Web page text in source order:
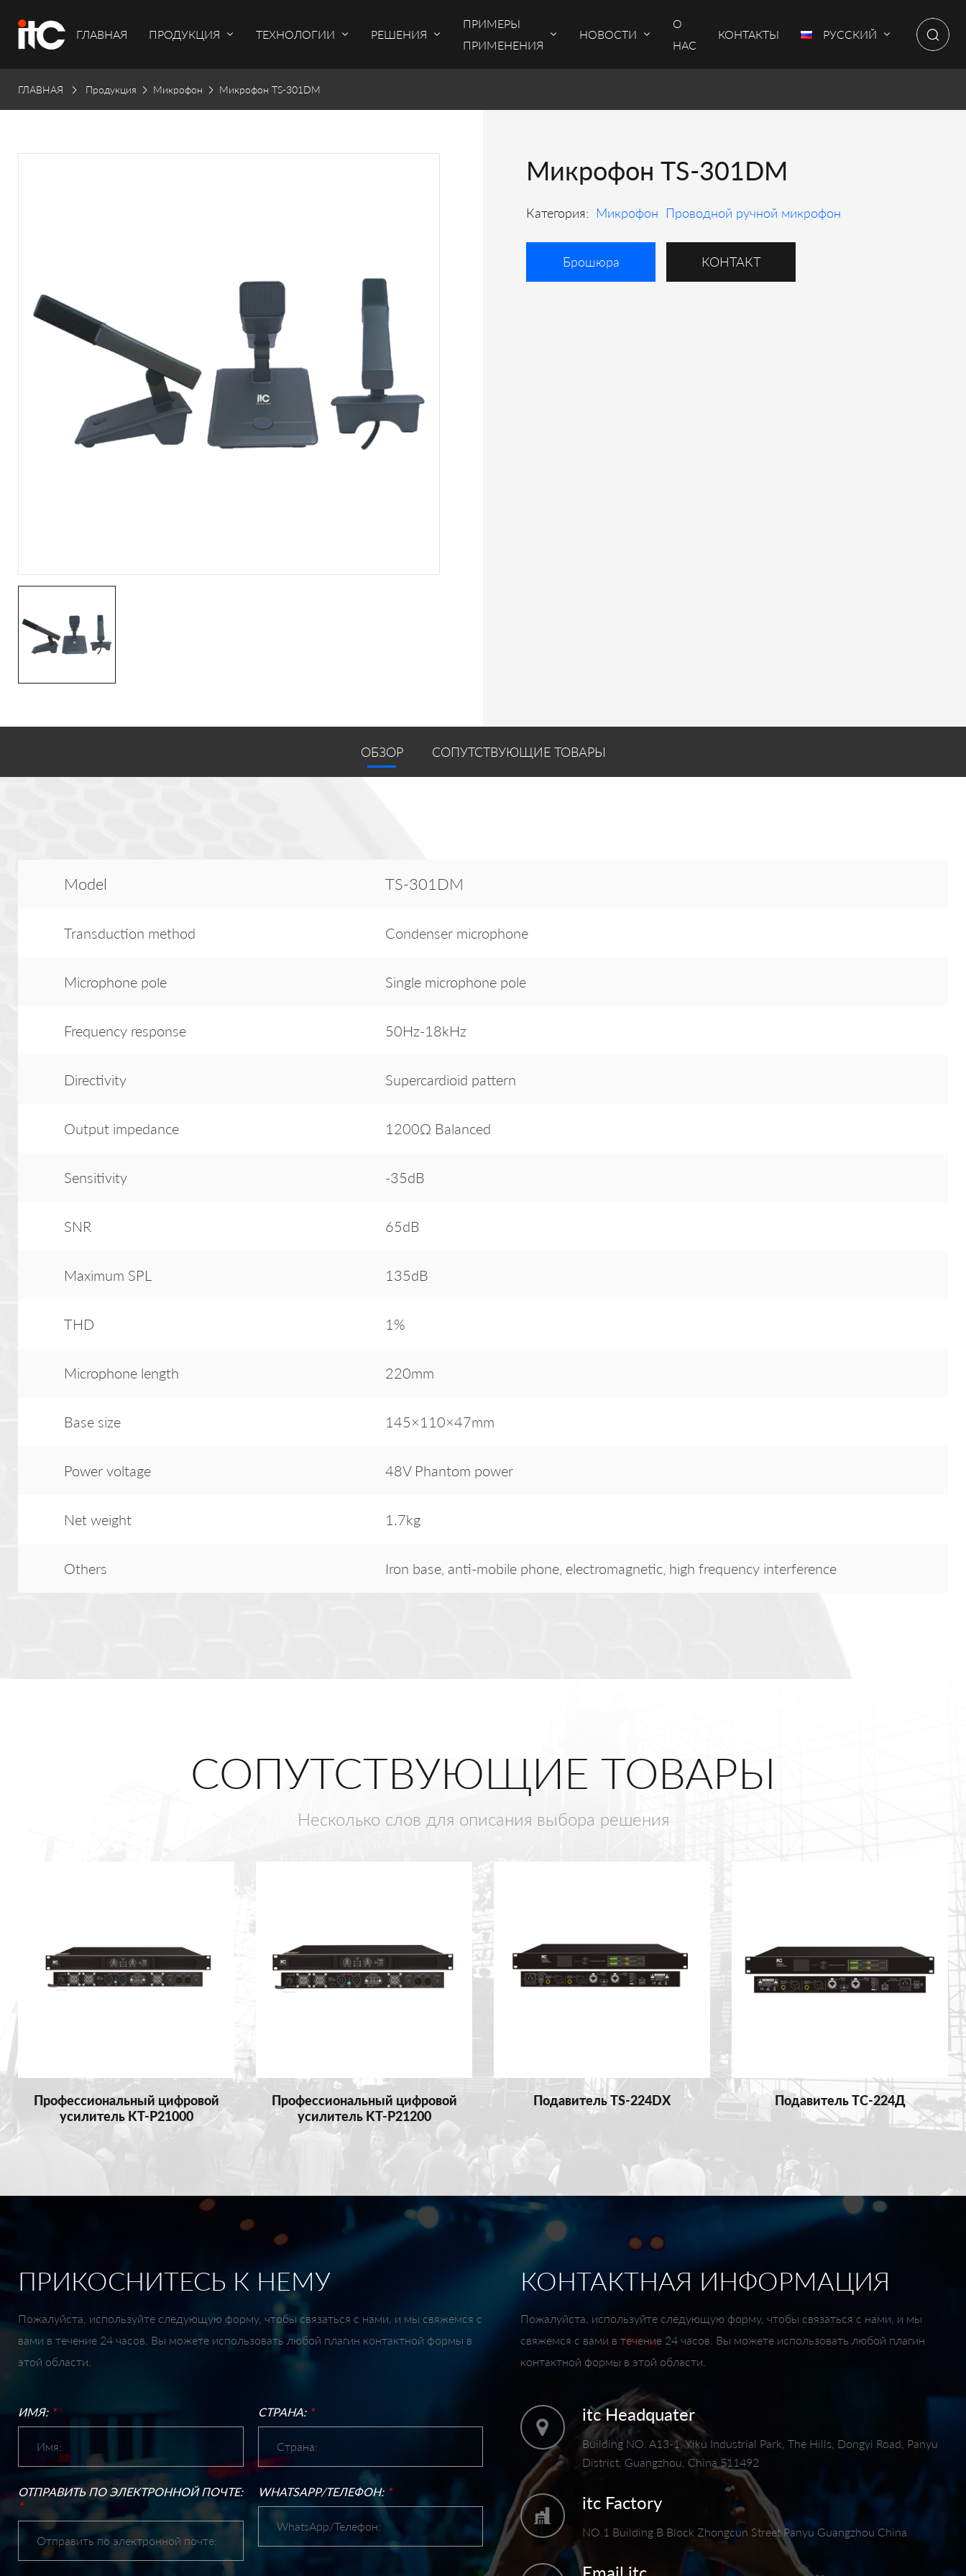
ГЛАВНАЯ ПРОДУКЦИЯ ТЕХНОЛОГИИ РЕШЕНИЯ
ПРИМЕРЫ
ПРИМЕНЕНИЯ
НОВОСТИ
О
НАС
КОНТАКТЫ РУССКИЙ
ГЛАВНАЯ Продукция Микрофон Микрофон TS-301DM
Микрофон TS-301DM
Категория: Микрофон Проводной ручной микрофон
Брошюра КОНТАКТ
ОБЗОР СОПУТСТВУЮЩИЕ ТОВАРЫ
Model TS-301DM
Transduction method Condenser microphone
Microphone pole Single microphone pole
Frequency response 50Hz-18kHz
Directivity Supercardioid pattern
Output impedance 1200Ω Balanced
Sensitivity -35dB
SNR 65dB
Maximum SPL 135dB
THD 1%
Microphone length 220mm
Base size 145×110×47mm
Power voltage 48V Phantom power
Net weight 1.7kg
Others Iron base, anti-mobile phone, electromagnetic, high frequency interference
СОПУТСТВУЮЩИЕ ТОВАРЫ
Несколько слов для описания выбора решения
Профессиональный цифровой
усилитель KT-P21000
Профессиональный цифровой
усилитель KT-P21200
Подавитель TS-224DX Подавитель ТС-224Д
ПРИКОСНИТЕСЬ К НЕМУ
Пожалуйста, используйте следующую форму, чтобы связаться с нами, и мы свяжемся с
вами в течение 24 часов. Вы можете использовать любой плагин контактной формы в
этой области.
ИМЯ: * СТРАНА: *
ОТПРАВИТЬ ПО ЭЛЕКТРОННОЙ ПОЧТЕ:
*
WHATSAPP/ТЕЛЕФОН: *
КОНТАКТНАЯ ИНФОРМАЦИЯ
Пожалуйста, используйте следующую форму, чтобы связаться с нами, и мы
свяжемся с вами в течение 24 часов. Вы можете использовать любой плагин
контактной формы в этой области.
itc Headquater
Building NO. A13-1, Yiku Industrial Park, The Hills, Dongyi Road, Panyu
District, Guangzhou, China 511492
itc Factory
NO.1 Building B Block Zhongcun Street Panyu Guangzhou China
Email itc